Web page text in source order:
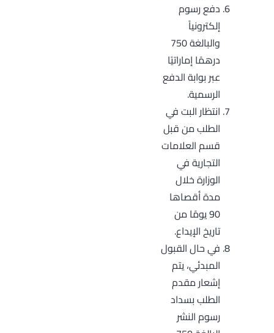
دفع رسوم
إلكترونياً
والبالغة 750
درهمًا إماراتيًا
عبر بوابة الدفع
الرسمية.
انتظار البت في
الطلب من قبل
قسم العلامات
التجارية في
الوزارة خلال
مدة أقصاها
90 يومًا من
تاريخ الإيداع.
في حال القبول
المبدئي، يتم
إشعار مقدم
الطلب بسداد
رسوم النشر